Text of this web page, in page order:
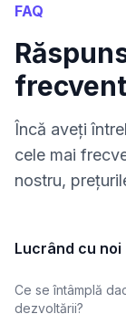
FAQ
Încă aveți
cele mai
nostru,
Lucrând cu noi
Ce se întâmplă
dezvoltării?